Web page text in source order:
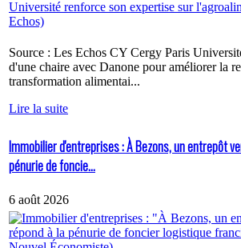
Source : Les Echos CY Cergy Paris
d'une chaire avec Danone pour améliorer la
transformation alimentai...
Lire la suite
Immobilier d'entreprises : À Bezons, un entrepôt
pénurie de foncie...
6 août 2026